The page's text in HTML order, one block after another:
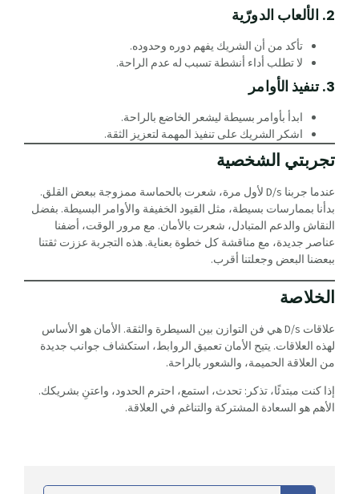
2. الألعاب الدورّية
تأكد من أن الشريك يفهم دوره وحدوده.
لا تطلب أداء أنشطة تسبب له عدم الراحة.
3. تنفيذ الأوامر
ابدأ بأوامر بسيطة ليشعر الخاضع بالراحة.
اشكر الشريك على تنفيذ المهمة لتعزيز الثقة.
تجربتي الشخصية
عندما جربنا D/s لأول مرة، شعرت بالحماسة ممزوجة ببعض القلق.
بدأنا بممارسات بسيطة، مثل القيود الخفيفة والأوامر البسيطة. بفضل
النقاش والدعم المتبادل، شعرت بالأمان. مع مرور الوقت، أضفنا
عناصر جديدة، مع مناقشة كل خطوة بعناية. هذه التجربة عززت ثقتنا
ببعضنا البعض وجعلتنا أقرب.
الخلاصة
علاقات D/s هي فن التوازن بين السيطرة والثقة. الأمان هو الأساس
لهذه العلاقات. يتيح الأمان تعميق الروابط، استكشاف جوانب جديدة
من العلاقة الحميمة، والشعور بالراحة.
إذا كنت مبتدئًا، تذكر: تحدث، استمع، احترم الحدود، واعتنِ بشريكك.
الأهم هو السعادة المشتركة والتناغم في العلاقة.